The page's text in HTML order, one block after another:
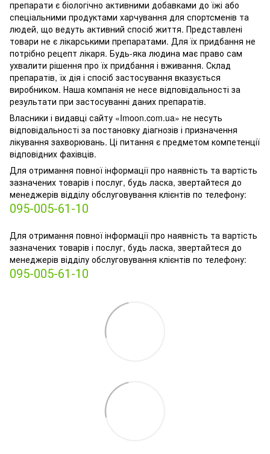
препарати є біологічно активними добавками до їжі або
спеціальними продуктами харчування для спортсменів та
людей, що ведуть активний спосіб життя. Представлені
товари не є лікарськими препаратами. Для їх придбання не
потрібно рецепт лікаря. Будь-яка людина має право сам
ухвалити рішення про їх придбання і вживання. Склад
препаратів, їх дія і спосіб застосування вказується
виробником. Наша компанія не несе відповідальності за
результати при застосуванні даних препаратів.
Власники і видавці сайту «Imoon.com.ua» не несуть
відповідальності за постановку діагнозів і призначення
лікування захворювань. Ці питання є предметом компетенції
відповідних фахівців.
Для отримання повної інформації про наявність та вартість
зазначених товарів і послуг, будь ласка, звертайтеся до
менеджерів відділу обслуговування клієнтів по телефону:
095-005-61-10
Для отримання повної інформації про наявність та вартість
зазначених товарів і послуг, будь ласка, звертайтеся до
менеджерів відділу обслуговування клієнтів по телефону:
095-005-61-10